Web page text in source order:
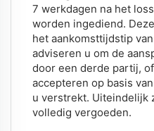
7 werkdagen na het
worden ingediend.
het aankomsttijdstip
adviseren u om de
door een derde partij,
accepteren op basis
u verstrekt. Uiteindelijk
volledig vergoeden.